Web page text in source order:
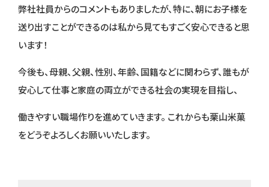
弊社社員からのコメントもありましたが、特に、朝にお子様を
送り出すことができるのは私から見てもすごく安心できると思
います！
今後も、母親、父親、性別、年齢、国籍などに関わらず、誰もが
安心して仕事と家庭の両立ができる社会の実現を目指し、
働きやすい職場作りを進めていきます。 これからも栗山米菓
をどうぞよろしくお願いいたします。